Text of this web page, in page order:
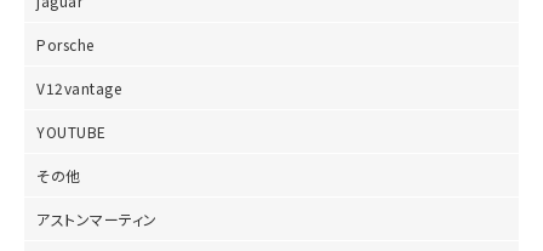
Porsche
V12vantage
YOUTUBE
その他
アストンマーティン